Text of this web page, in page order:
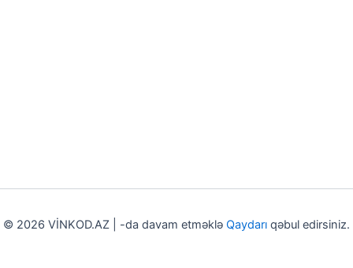
© 2026 VİNKOD.AZ | -da davam etməklə Qaydarı qəbul edirsiniz.